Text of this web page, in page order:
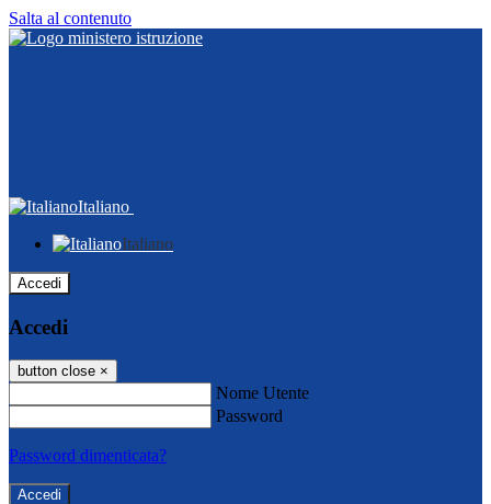
Salta al contenuto
Italiano
Italiano
Accedi
Accedi
button close ×
Nome Utente
Password
Password dimenticata?